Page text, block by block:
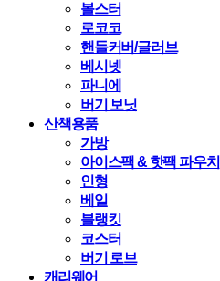
볼스터
로코코
핸들커버/글러브
베시넷
파니에
버기 보닛
산책용품
가방
아이스팩 & 핫팩 파우치
인형
베일
블랭킷
코스터
버기 로브
캐리웨어